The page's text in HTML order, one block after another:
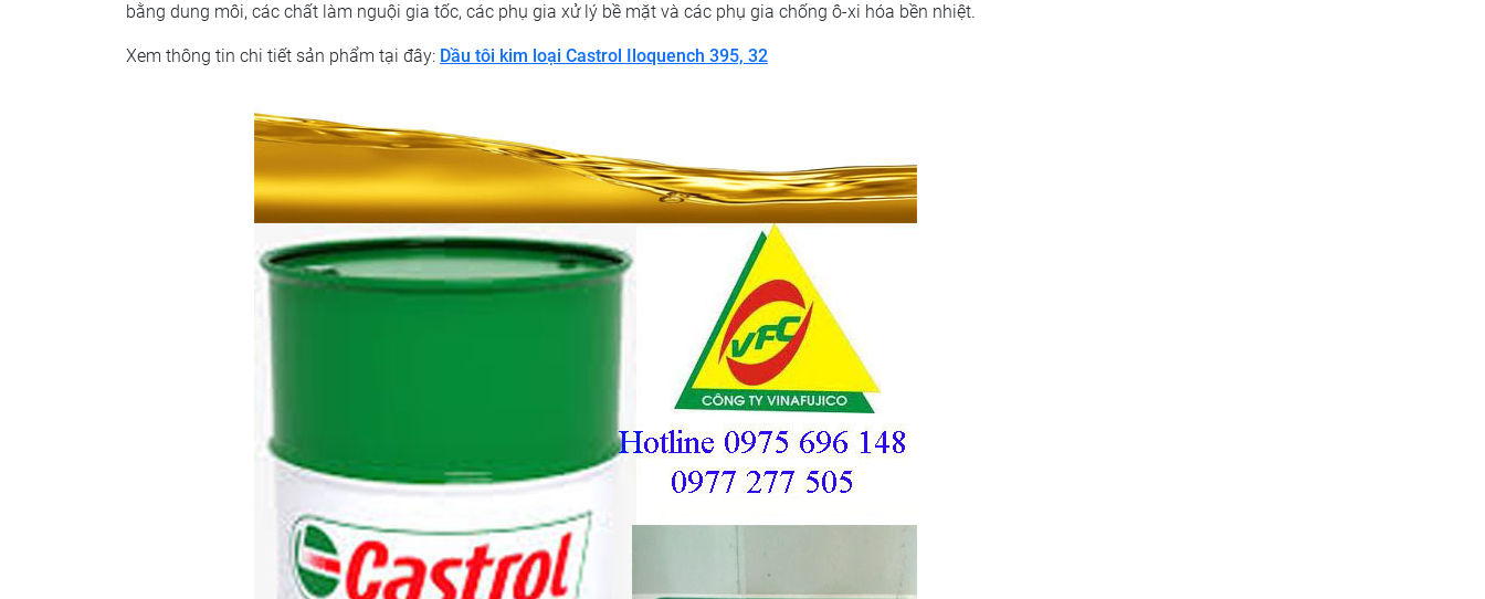
bằng dung môi, các chất làm nguội gia tốc, các phụ gia xử lý bề mặt và các phụ gia chống ô-xi hóa bền nhiệt.
Xem thông tin chi tiết sản phẩm tại đây: Dầu tôi kim loại Castrol Iloquench 395, 32